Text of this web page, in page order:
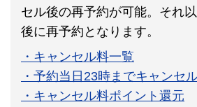
セル後の再予約が可能。それ
後に再予約となります。
・キャンセル料一覧
・予約当日23時までキャンセ
・キャンセル料ポイント還元